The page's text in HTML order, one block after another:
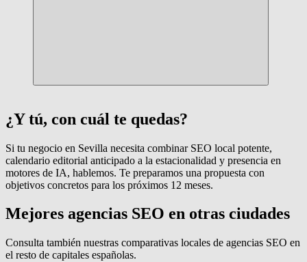
¿Y tú, con cuál te quedas?
Si tu negocio en Sevilla necesita combinar SEO local potente,
calendario editorial anticipado a la estacionalidad y presencia en
motores de IA, hablemos. Te preparamos una propuesta con
objetivos concretos para los próximos 12 meses.
Mejores agencias SEO en otras ciudades
Consulta también nuestras comparativas locales de agencias SEO en
el resto de capitales españolas.